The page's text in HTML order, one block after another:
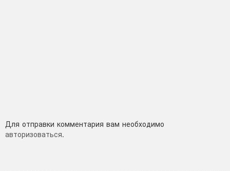
Добавить
комментарий
Для отправки комментария вам необходимо
авторизоваться.